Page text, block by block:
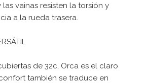
vainas resisten la torsión y
a la rueda trasera.
de 32c, Orca es el claro
también se traduce en